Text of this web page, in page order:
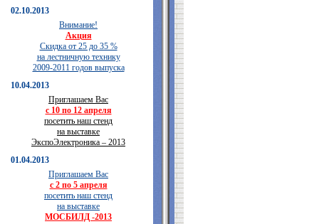
02.10.2013
Внимание!
Акция
Скидка от 25 до 35 %
на лестничную технику
2009-2011 годов выпуска
10.04.2013
Приглашаем Вас
с 10 по 12 апреля
посетить наш стенд
на выставке
ЭкспоЭлектроника – 2013
01.04.2013
Приглашаем Вас
с 2 по 5 апреля
посетить наш стенд
на выставке
МОСБИЛД -2013